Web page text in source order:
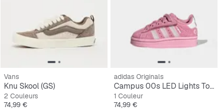
Vans
Knu Skool (GS)
2 Couleurs
Prix
74,99 €
adidas Originals
Campus 00s LED Lights Tout-Petits
1 Couleur
Prix
74,99 €